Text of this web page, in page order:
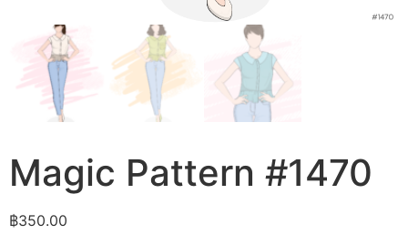
Magic Pattern #1470
฿350.00